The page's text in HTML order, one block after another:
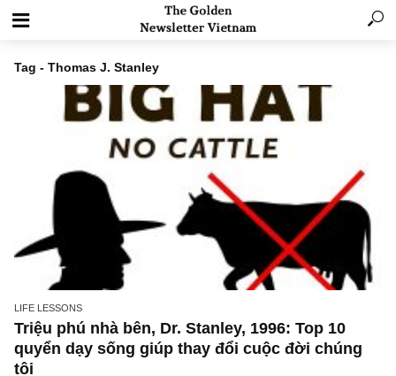
Tag - Thomas J. Stanley
LIFE LESSONS
Triệu phú nhà bên, Dr. Stanley, 1996: Top 10